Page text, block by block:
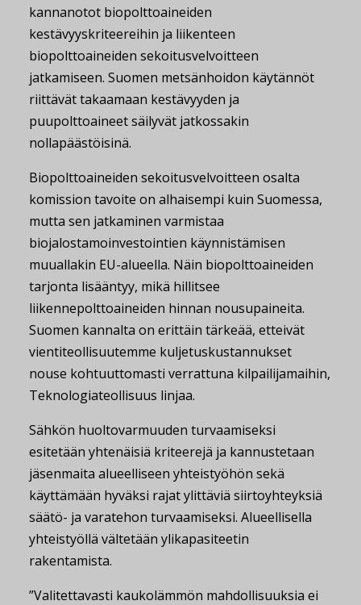
kannanotot biopolttoaineiden
kestävyyskriteereihin ja liikenteen
biopolttoaineiden sekoitusvelvoitteen
jatkamiseen. Suomen metsänhoidon käytännöt
riittävät takaamaan kestävyyden ja
puupolttoaineet säilyvät jatkossakin
nollapäästöisinä.
Biopolttoaineiden sekoitusvelvoitteen osalta
komission tavoite on alhaisempi kuin Suomessa,
mutta sen jatkaminen varmistaa
biojalostamoinvestointien käynnistämisen
muuallakin EU-alueella. Näin biopolttoaineiden
tarjonta lisääntyy, mikä hillitsee
liikennepolttoaineiden hinnan nousupaineita.
Suomen kannalta on erittäin tärkeää, etteivät
vientiteollisuutemme kuljetuskustannukset
nouse kohtuuttomasti verrattuna kilpailijamaihin,
Teknologiateollisuus linjaa.
Sähkön huoltovarmuuden turvaamiseksi
esitetään yhtenäisiä kriteerejä ja kannustetaan
jäsenmaita alueelliseen yhteistyöhön sekä
käyttämään hyväksi rajat ylittäviä siirtoyhteyksiä
säätö- ja varatehon turvaamiseksi. Alueellisella
yhteistyöllä vältetään ylikapasiteetin
rakentamista.
”Valitettavasti kaukolämmön mahdollisuuksia ei